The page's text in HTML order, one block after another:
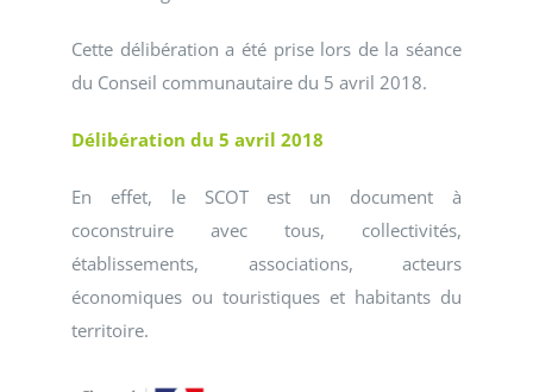
Cette délibération a été prise lors de la séance
du Conseil communautaire du 5 avril 2018.
Délibération du 5 avril 2018
En effet, le SCOT est un document à
coconstruire avec tous, collectivités,
établissements, associations, acteurs
économiques ou touristiques et habitants du
territoire.